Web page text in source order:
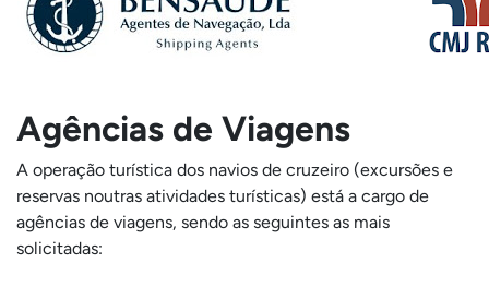
Agências de Viagens
A operação turística dos navios de cruzeiro (excursões e
reservas noutras atividades turísticas) está a cargo de
agências de viagens, sendo as seguintes as mais
solicitadas: